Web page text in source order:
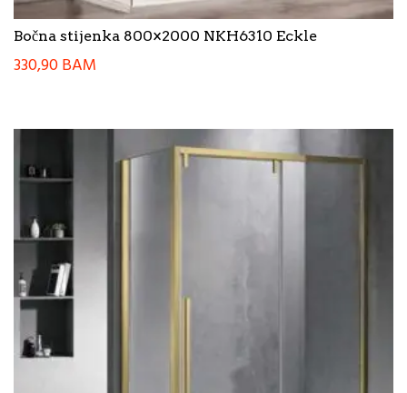
Bočna stijenka 800×2000 NKH6310 Eckle
330,90BAM